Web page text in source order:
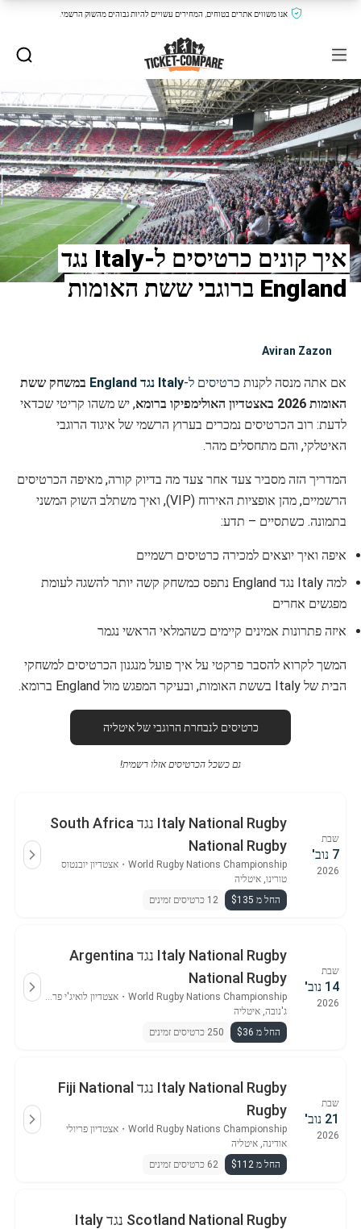
אנו משווים אתרים בטוחים, המחירים עשויים להיות גבוהים מהשוק הרשמי.
איך קונים כרטיסים ל-Italy נגד
England ברוגבי ששת האומות
Aviran Zazon
אם אתה מנסה לקנות כרטיסים ל-Italy נגד England
במשחק ששת
האומות 2026 באצטדיון האולימפיקו ברומא
, יש משהו קריטי שכדאי
לדעת: רוב הכרטיסים נמכרים בערוץ הרשמי של איגוד הרוגבי
האיטלקי, והם מתחסלים מהר.
המדריך הזה מסביר צעד אחר צעד מה בדיוק קורה, מאיפה הכרטיסים
הרשמיים, מהן אופציות האירוח (VIP), ואיך משתלב השוק המשני
בתמונה. כשתסיים – תדע:
איפה ואיך יוצאים למכירה כרטיסים רשמיים
למה Italy נגד England נתפס כמשחק קשה יותר להשגה לעומת
מפגשים אחרים
איזה פתרונות אמינים קיימים כשהמלאי הראשי נגמר
המשך לקרוא להסבר פרקטי על איך פועל מנגנון הכרטיסים למשחקי
הבית של Italy בששת האומות, ובעיקר המפגש מול England ברומא.
כרטיסים לנבחרת הרוגבי של איטליה
גם כשכל הכרטיסים אזלו רשמית!
שבת
7 נוב'
2026
Italy National Rugby נגד South Africa
National Rugby
World Rugby Nations Championship
・ אצטדיון יובנטוס
טורינו, איטליה
החל מ $135
12 כרטיסים זמינים
שבת
14 נוב'
2026
Italy National Rugby נגד Argentina
National Rugby
World Rugby Nations Championship
・
אצטדיון לואיג'י פראריס
ג'נובה, איטליה
החל מ $36
250 כרטיסים זמינים
שבת
21 נוב'
2026
Italy National Rugby נגד Fiji National
Rugby
World Rugby Nations Championship
・ אצטדיון פריולי
אודינה, איטליה
החל מ $112
62 כרטיסים זמינים
Scotland National Rugby נגד Italy